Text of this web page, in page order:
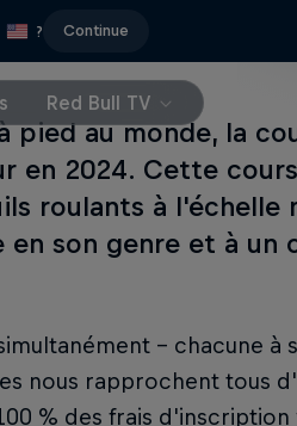
? Continue
Red Bull TV
pied au monde, la
en 2024. Cette
roulants à l'échelle
en son genre et à un
- chacune à
nous rapprochent tous
% des frais d'inscription